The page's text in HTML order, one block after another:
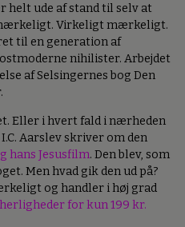
helt ude af stand til selv at
Virkeligt mærkeligt.
til en generation af
nihilister. Arbejdet
af Selsingernes bog Den
Eller i hvert fald i nærheden
Aarslev skriver om den
hans Jesusfilm. Den blev, som
Men hvad gik den ud på?
og handler i høj grad
for kun 199 kr.